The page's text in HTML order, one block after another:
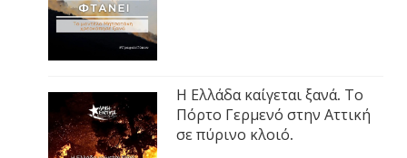
Η Ελλάδα καίγεται ξανά. Το
Πόρτο Γερμενό στην Αττική
σε πύρινο κλοιό.